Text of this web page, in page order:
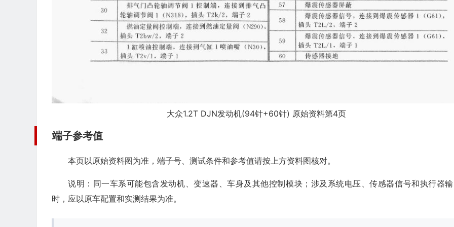
大众1.2T DJN发动机(94针+60针) 原始资料第4页
端子参考值
本页以原始资料图为准，端子号、测试条件和参考值请按上方资料图核对。
说明：同一车系可能包含发动机、变速器、车身及其他控制模块；涉及系统电压、传感器信号和执行器
时，应以原车配置和实测结果为准。